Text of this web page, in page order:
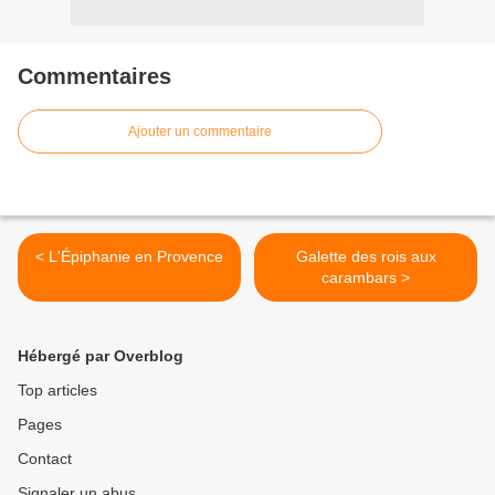
Commentaires
Ajouter un commentaire
< L'Épiphanie en Provence
Galette des rois aux
carambars >
Hébergé par Overblog
Top articles
Pages
Contact